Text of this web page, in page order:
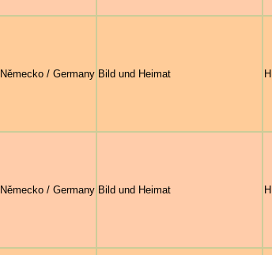
Německo / Germany Bild und Heimat
Německo / Germany Bild und Heimat